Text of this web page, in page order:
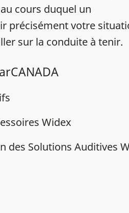
cours duquel un
précisément votre
sur la conduite à tenir.
Widex
des Solutions Auditives